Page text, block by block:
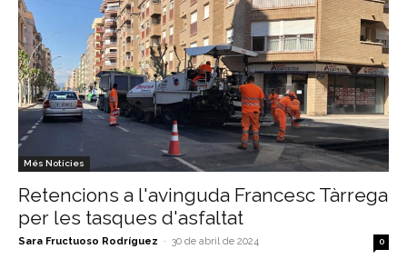
Més Notícies
Retencions a l'avinguda Francesc Tàrrega
per les tasques d'asfaltat
Sara Fructuoso Rodríguez - 30 de abril de 2024 0